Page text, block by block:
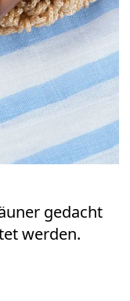
gedacht
werden.